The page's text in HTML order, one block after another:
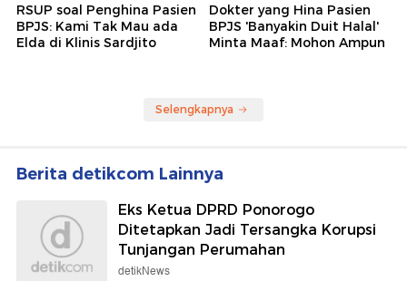
RSUP soal Penghina Pasien
BPJS: Kami Tak Mau ada
Elda di Klinis Sardjito
Dokter yang Hina Pasien
BPJS 'Banyakin Duit Halal'
Minta Maaf: Mohon Ampun
Selengkapnya
Berita detikcom Lainnya
Eks Ketua DPRD Ponorogo
Ditetapkan Jadi Tersangka Korupsi
Tunjangan Perumahan
detikNews